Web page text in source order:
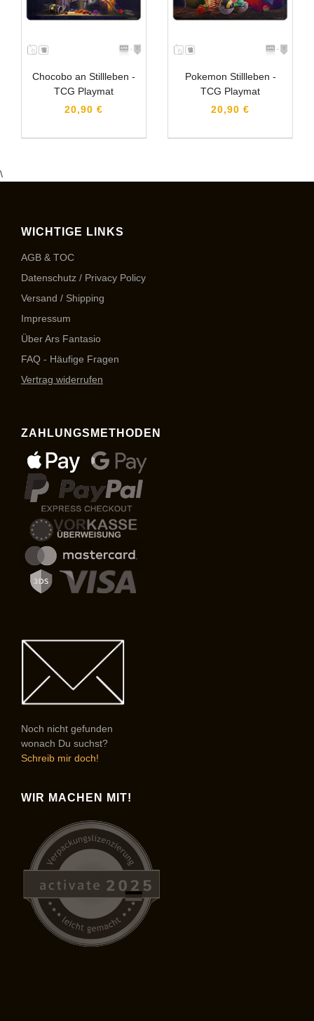
Chocobo an Stillleben -
TCG Playmat
20,90 €
Pokemon Stillleben -
TCG Playmat
20,90 €
\
WICHTIGE LINKS
AGB & TOC
Datenschutz / Privacy Policy
Versand / Shipping
Impressum
Über Ars Fantasio
FAQ - Häufige Fragen
Vertrag widerrufen
ZAHLUNGSMETHODEN
Noch nicht gefunden
wonach Du suchst?
Schreib mir doch!
WIR MACHEN MIT!